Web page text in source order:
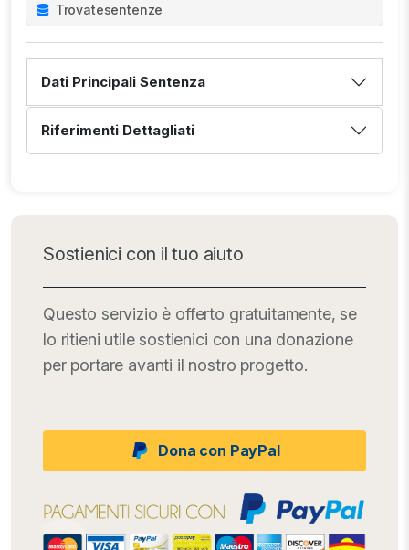
Trovatesentenze
Dati Principali Sentenza
Riferimenti Dettagliati
Sostienici con il tuo aiuto
Questo servizio è offerto gratuitamente, se
lo ritieni utile sostienici con una donazione
per portare avanti il nostro progetto.
Dona con PayPal